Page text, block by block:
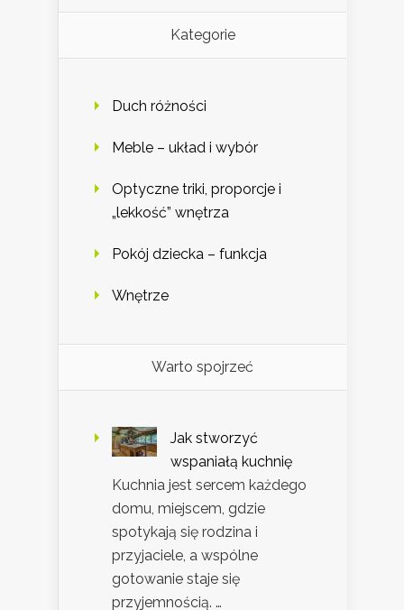
Kategorie
Duch różności
Meble – układ i wybór
Optyczne triki, proporcje i
„lekkość” wnętrza
Pokój dziecka – funkcja
Wnętrze
Warto spojrzeć
Jak stworzyć
wspaniałą kuchnię
Kuchnia jest sercem każdego
domu, miejscem, gdzie
spotykają się rodzina i
przyjaciele, a wspólne
gotowanie staje się
przyjemnością. …